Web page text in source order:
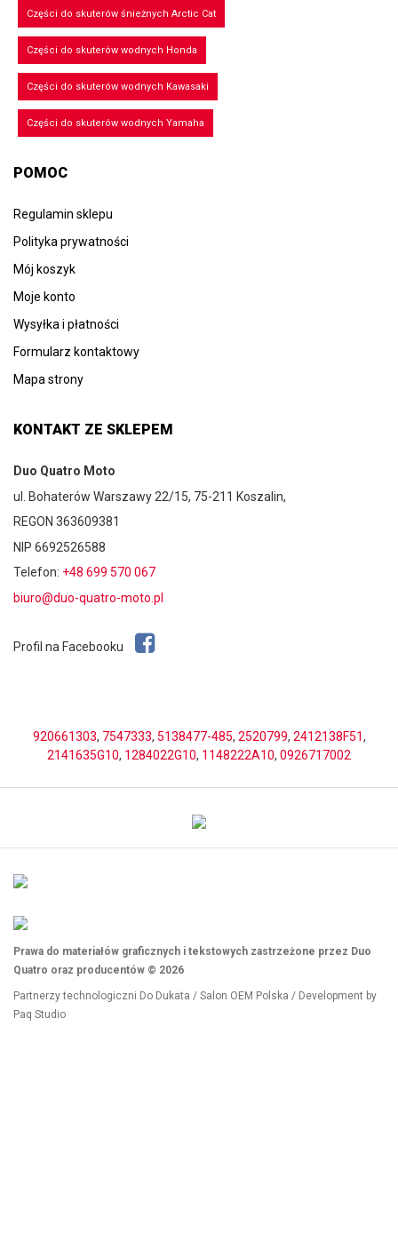
Części do skuterów śnieżnych Arctic Cat
Części do skuterów wodnych Honda
Części do skuterów wodnych Kawasaki
Części do skuterów wodnych Yamaha
POMOC
Regulamin sklepu
Polityka prywatności
Mój koszyk
Moje konto
Wysyłka i płatności
Formularz kontaktowy
Mapa strony
KONTAKT ZE SKLEPEM
Duo Quatro Moto
ul. Bohaterów Warszawy 22/15, 75-211 Koszalin,
REGON 363609381
NIP 6692526588
Telefon: +48 699 570 067
biuro@duo-quatro-moto.pl
Profil na Facebooku
920661303, 7547333, 5138477-485, 2520799, 2412138F51,
2141635G10, 1284022G10, 1148222A10, 0926717002
Prawa do materiałów graficznych i tekstowych zastrzeżone przez Duo
Quatro oraz producentów © 2026
Partnerzy technologiczni Do Dukata / Salon OEM Polska / Development by
Paq Studio